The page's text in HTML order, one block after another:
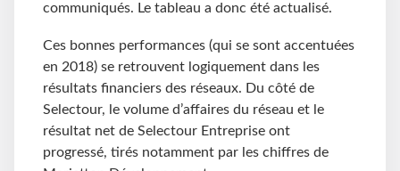
communiqués. Le tableau a donc été actualisé.
Ces bonnes performances (qui se sont accentuées
en 2018) se retrouvent logiquement dans les
résultats financiers des réseaux. Du côté de
Selectour, le volume d’affaires du réseau et le
résultat net de Selectour Entreprise ont
progressé, tirés notamment par les chiffres de